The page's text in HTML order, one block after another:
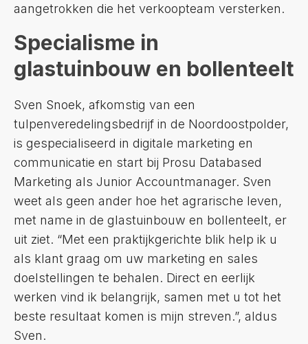
aangetrokken die het verkoopteam versterken.
Specialisme in
glastuinbouw en bollenteelt
Sven Snoek, afkomstig van een
tulpenveredelingsbedrijf in de Noordoostpolder,
is gespecialiseerd in digitale marketing en
communicatie en start bij Prosu Databased
Marketing als Junior Accountmanager. Sven
weet als geen ander hoe het agrarische leven,
met name in de glastuinbouw en bollenteelt, er
uit ziet. “Met een praktijkgerichte blik help ik u
als klant graag om uw marketing en sales
doelstellingen te behalen. Direct en eerlijk
werken vind ik belangrijk, samen met u tot het
beste resultaat komen is mijn streven.”, aldus
Sven.